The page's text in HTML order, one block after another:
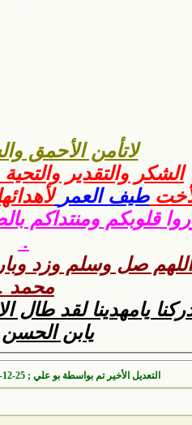
لاتأمن الأحمق
الشكر والتقدير
طيف العمر
قلوبكم ومنتداكم
.
اللهم صل وسلم وزد
محمد
يامهدينا لقد طال
يابن
التعديل الأخير تم بواسطة بو علي ; 25-12-2012 الساعة